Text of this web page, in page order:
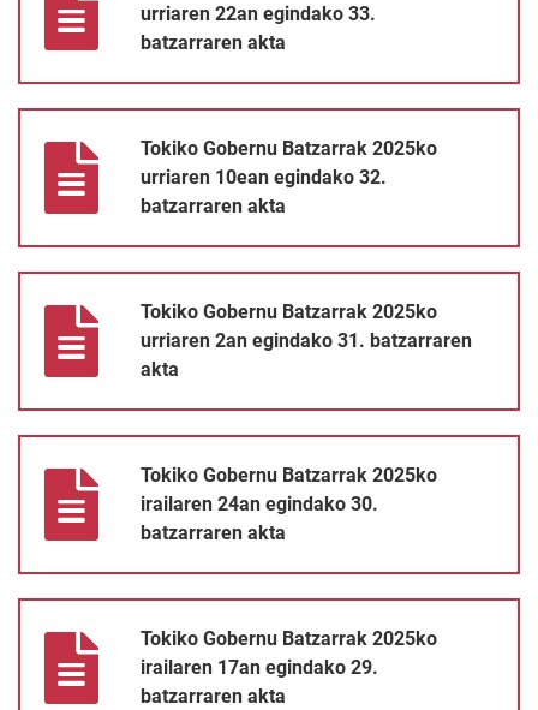
urriaren 22an egindako 33.
batzarraren akta
Tokiko Gobernu Batzarrak 2025ko
urriaren 10ean egindako 32.
batzarraren akta
Tokiko Gobernu Batzarrak 2025ko
urriaren 2an egindako 31. batzarraren
akta
Tokiko Gobernu Batzarrak 2025ko
irailaren 24an egindako 30.
batzarraren akta
Tokiko Gobernu Batzarrak 2025ko
irailaren 17an egindako 29.
batzarraren akta